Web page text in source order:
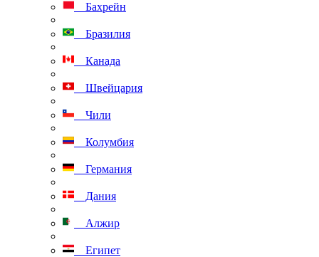
Бахрейн
Бразилия
Канада
Швейцария
Чили
Колумбия
Германия
Дания
Алжир
Египет